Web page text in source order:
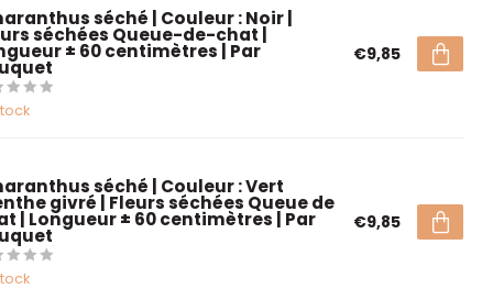
séché | Couleur : Noir |
séchées Queue-de-chat |
± 60 centimètres | Par €9,85
séché | Couleur : Vert
givré | Fleurs séchées Queue de
| Longueur ± 60 centimètres | Par €9,85